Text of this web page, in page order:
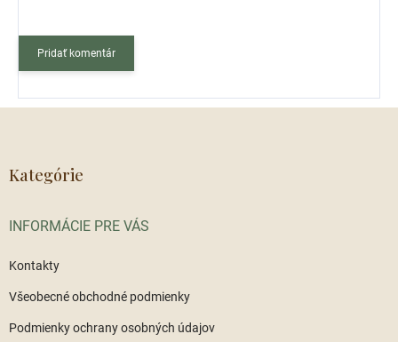
Pridať komentár
Kategórie
INFORMÁCIE PRE VÁS
Kontakty
Všeobecné obchodné podmienky
Podmienky ochrany osobných údajov